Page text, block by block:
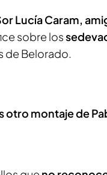
Lucía Caram,
sobre los
de Belorado.
otro montaje de